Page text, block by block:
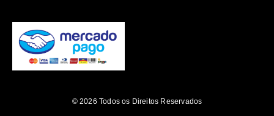
© 2026 Todos os Direitos Reservados